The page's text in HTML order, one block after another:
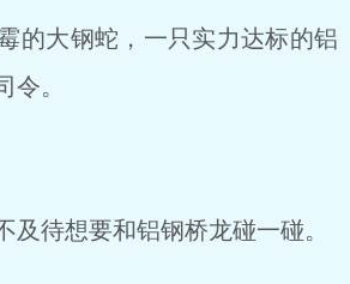
的大钢蛇，一只实力达标的铝
令。
待想要和铝钢桥龙碰一碰。